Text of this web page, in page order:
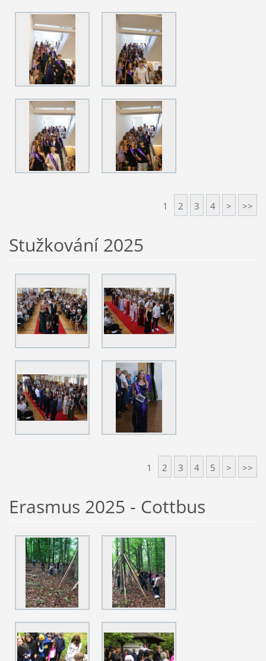
1 2 3 4 > >>
Stužkování 2025
1 2 3 4 5 > >>
Erasmus 2025 - Cottbus